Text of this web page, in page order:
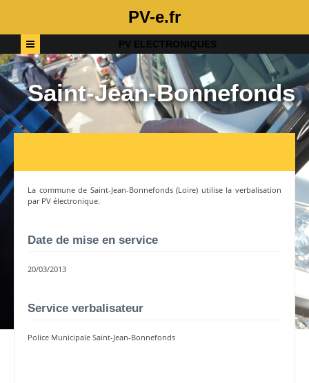
PV-e.fr
PV ELECTRONIQUES
Saint-Jean-Bonnefonds
La commune de Saint-Jean-Bonnefonds(Loire) utilise la verbalisation
par PV électronique.
Date de mise en service
20/03/2013
Service verbalisateur
Police Municipale Saint-Jean-Bonnefonds